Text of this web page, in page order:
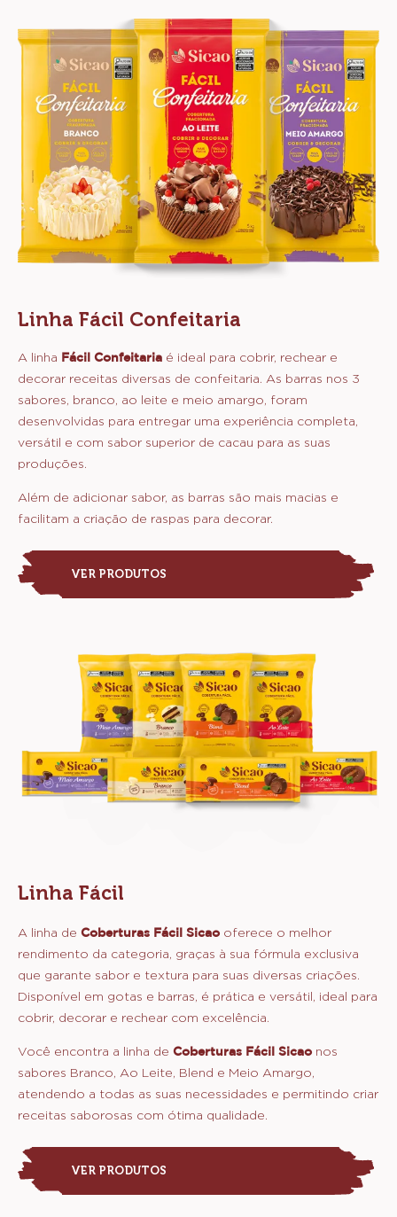
Linha Fácil Confeitaria
A linha Fácil Confeitaria é ideal para cobrir, rechear e
decorar receitas diversas de confeitaria. As barras nos 3
sabores, branco, ao leite e meio amargo, foram
desenvolvidas para entregar uma experiência completa,
versátil e com sabor superior de cacau para as suas
produções.
Além de adicionar sabor, as barras são mais macias e
facilitam a criação de raspas para decorar.
VER PRODUTOS
Linha Fácil
A linha de Coberturas Fácil Sicao oferece o melhor
rendimento da categoria, graças à sua fórmula exclusiva
que garante sabor e textura para suas diversas criações.
Disponível em gotas e barras, é prática e versátil, ideal para
cobrir, decorar e rechear com excelência.
Você encontra a linha de Coberturas Fácil Sicao nos
sabores Branco, Ao Leite, Blend e Meio Amargo,
atendendo a todas as suas necessidades e permitindo criar
receitas saborosas com ótima qualidade.
VER PRODUTOS